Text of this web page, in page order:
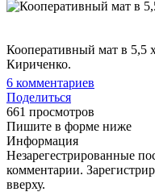
Кооперативный мат в 5,5
Кириченко.
6 комментариев
Поделиться
661 просмотров
Пишите в форме ниже
Информация
Незарегестрированные
комментарии.
вверху.